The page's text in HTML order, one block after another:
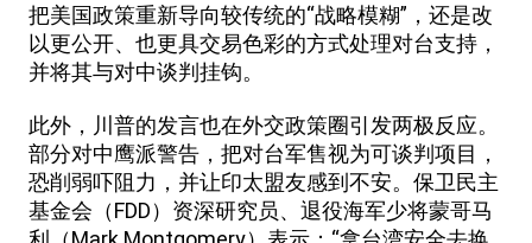
把美国政策重新导向较传统的“战略模糊”，还是改
以更公开、也更具交易色彩的方式处理对台支持，
并将其与对中谈判挂钩。
此外，川普的发言也在外交政策圈引发两极反应。
部分对中鹰派警告，把对台军售视为可谈判项目，
恐削弱吓阻力，并让印太盟友感到不安。保卫民主
基金会（FDD）资深研究员、退役海军少将蒙哥马